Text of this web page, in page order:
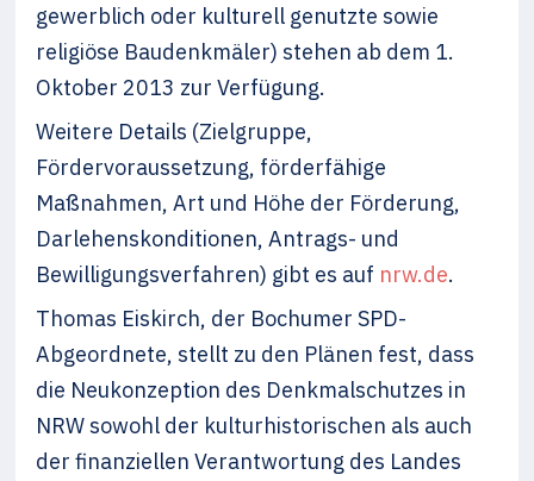
gewerblich oder kulturell genutzte sowie
religiöse Baudenkmäler) stehen ab dem 1.
Oktober 2013 zur Verfügung.
Weitere Details (Zielgruppe,
Fördervoraussetzung, förderfähige
Maßnahmen, Art und Höhe der Förderung,
Darlehenskonditionen, Antrags- und
Bewilligungsverfahren) gibt es auf nrw.de.
Thomas Eiskirch, der Bochumer SPD-
Abgeordnete, stellt zu den Plänen fest, dass
die Neukonzeption des Denkmalschutzes in
NRW sowohl der kulturhistorischen als auch
der finanziellen Verantwortung des Landes